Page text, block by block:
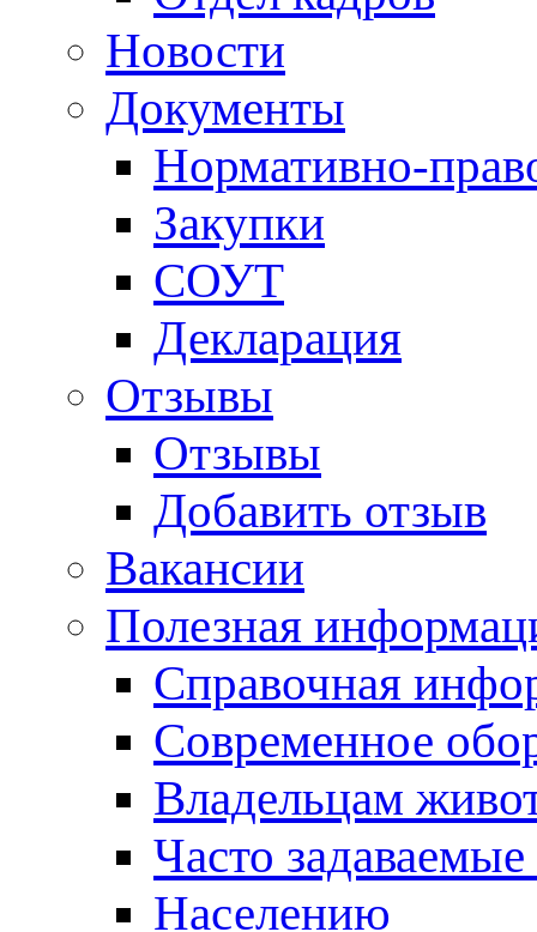
Новости
Документы
Нормативно-
Закупки
СОУТ
Декларация
Отзывы
Отзывы
Добавить отзыв
Вакансии
Полезная
Справочная
Современное
Владельцам
Часто
Населению